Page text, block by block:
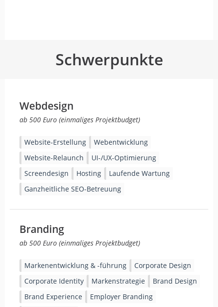
Schwerpunkte
Webdesign
ab 500 Euro (einmaliges Projektbudget)
Website-Erstellung
Webentwicklung
Website-Relaunch
UI-/UX-Optimierung
Screendesign
Hosting
Laufende Wartung
Ganzheitliche SEO-Betreuung
Branding
ab 500 Euro (einmaliges Projektbudget)
Markenentwicklung & -führung
Corporate Design
Corporate Identity
Markenstrategie
Brand Design
Brand Experience
Employer Branding